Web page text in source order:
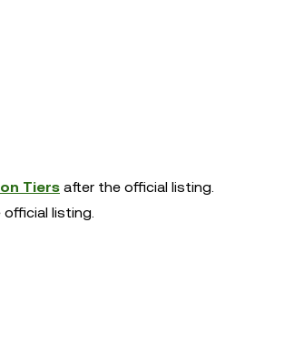
Tiers after the official listing.
listing.